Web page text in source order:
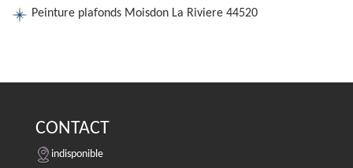
Peinture plafonds Moisdon La Riviere 44520
CONTACT
indisponible